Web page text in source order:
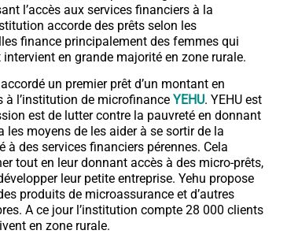
l’accès aux services financiers à la
accorde des prêts selon les
finance principalement des femmes qui
en grande majorité en zone rurale.
un premier prêt d’un montant en
l’institution de microfinance YEHU. YEHU est
est de lutter contre la pauvreté en donnant
les moyens de les aider à se sortir de la
des services financiers pérennes. Cela
tout en leur donnant accès à des micro-prêts,
leur petite entreprise. Yehu propose
produits de microassurance et d’autres
A ce jour l’institution compte 28 000 clients
en zone rurale.